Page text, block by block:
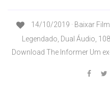
14/10/2019 · Baixar
Legendado, Dual Áudio,
Download The Informer Um